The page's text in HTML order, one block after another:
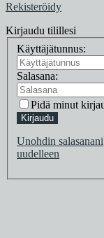
Rekisteröidy
Kirjaudu tilillesi
Käyttäjätunnus:
Salasana:
Pidä minut
Kirjaudu
Unohdin salasanani
uudelleen